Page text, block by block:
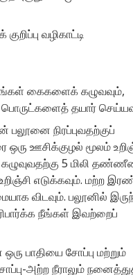
வழிகாட்டி
கைகளைக் கழுவவும்,
தயார்
பலூனை நிரப்புவதற்குப்
ஒரு ஊசிக்குழல் மூலம்
5 மிலி
எடுக்கவும். மற்ற
விடவும். பலூனில்
நீங்கள் இவற்றைப்
பாதியை சோப்பு மற்றும்
அற்ற நீராலும்